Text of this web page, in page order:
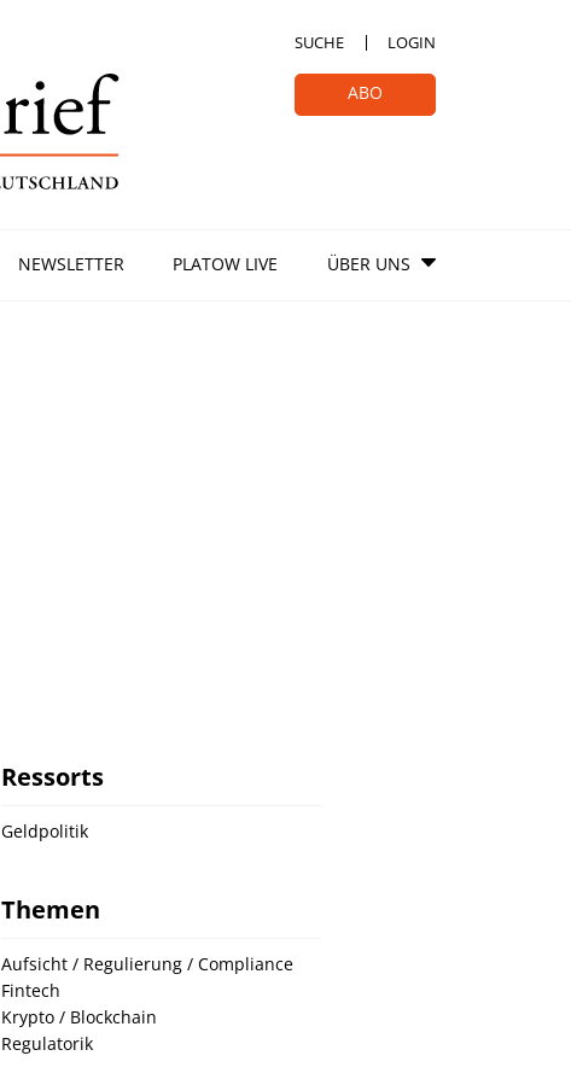
SUCHE LOGIN
ABO
NEWSLETTER PLATOW LIVE ÜBER UNS
Ressorts
Geldpolitik
Themen
Aufsicht / Regulierung / Compliance
Fintech
Krypto / Blockchain
Regulatorik